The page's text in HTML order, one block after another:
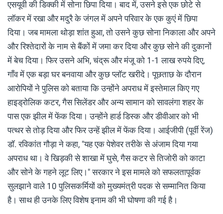
एसयूवी की डिक्की में सोना छिपा दिया। बाद में, उसने इसे एक छोटे से
लॉकर में रखा और मदुरै के जंगल में अपने परिवार के एक कुएं में छिपा
दिया। जब मामला थोड़ा शांत हुआ, तो उसने कुछ सोना निकाला और अपने
और रिश्तेदारों के नाम से बैंकों में जमा कर दिया और कुछ सोने की दुकानों
में बेच दिया। फिर उसने अभि, चंद्रू और मंजू को 1-1 लाख रुपये दिए,
गाँव में एक बड़ा घर बनवाया और कुछ प्लॉट खरीदे। पूछताछ के दौरान
आरोपियों ने पुलिस को बताया कि उन्होंने अपराध में इस्तेमाल किए गए
हाइड्रोलिक कटर, गैस सिलेंडर और अन्य सामान को सावलंगा शहर के
पास एक झील में फेंक दिया। उन्होंने हार्ड डिस्क और डीवीआर को भी
पत्थर से तोड़ दिया और फिर उन्हें झील में फेंक दिया। आईजीपी (पूर्वी रेंज)
डॉ. रविकांत गौड़ा ने कहा, "यह एक पेशेवर तरीके से अंजाम दिया गया
अपराध था। वे खिड़की से शाखा में घुसे, गैस कटर से तिजोरी को काटा
और सोने के गहने लूट लिए।" सरकार ने इस मामले को सफलतापूर्वक
सुलझाने वाले 10 पुलिसकर्मियों को मुख्यमंत्री पदक से सम्मानित किया
है। साथ ही उनके लिए विशेष इनाम की भी घोषणा की गई है।